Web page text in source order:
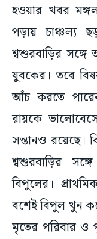
হওয়ার খবর
পড়ায় চাঞ্চল্য
শ্বশুরবাড়ির
যুবকের। তবে
আঁচ করতে
রায়কে
সন্তানও রয়েছে।
শ্বশুরবাড়ির
বিপুলের।
বশেই বিপুল খুন
মৃতের পরিবার ও